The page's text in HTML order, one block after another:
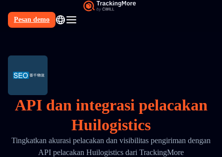
Pesan demo
API dan integrasi pelacakan
Huilogistics
Tingkatkan akurasi pelacakan dan visibilitas pengiriman dengan
API pelacakan Huilogistics dari TrackingMore